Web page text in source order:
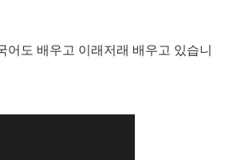
도 배우고 이래저래 배우고 있습니